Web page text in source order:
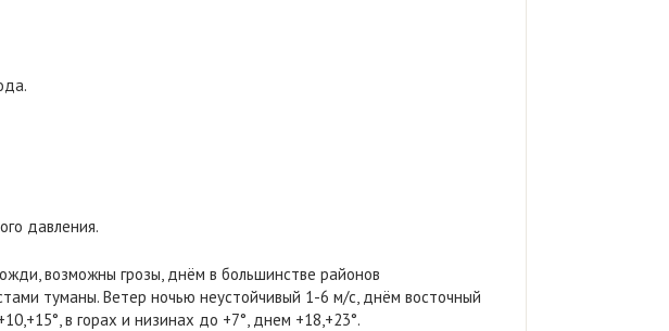
давления.
возможны грозы, днём в большинстве районов
туманы. Ветер ночью неустойчивый 1-6 м/с, днём восточный
в горах и низинах до +7°, днем +18,+23°.